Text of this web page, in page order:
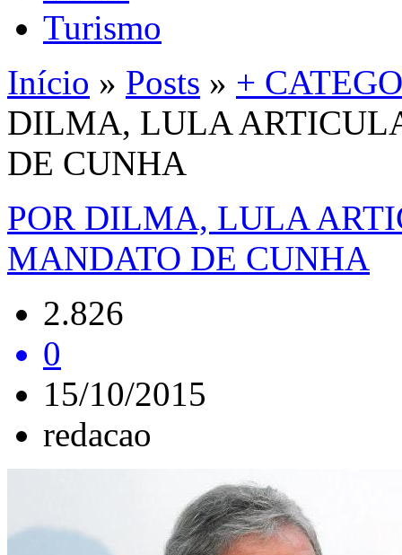
Turismo
Início » Posts » +
DILMA, LULA
DE CUNHA
POR DILMA, LULA
MANDATO DE CUNHA
2.826
0
15/10/2015
redacao